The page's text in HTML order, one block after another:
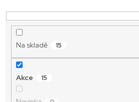
Na skladě 15
Akce 15